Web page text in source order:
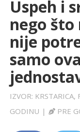
FARMERI
TV
SPORT
LIFESTYLE
EXTRA
Uspeh i
nego
nije
samo
IZVOR: KRSTARICA,
GODINU | PRE